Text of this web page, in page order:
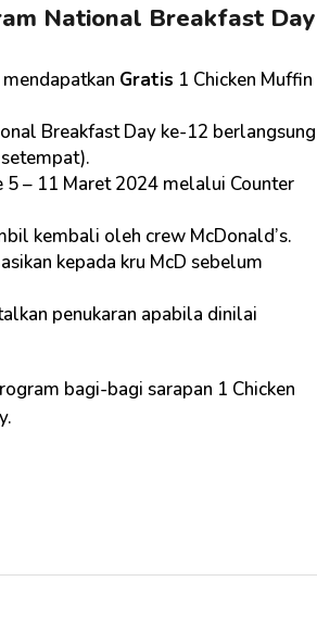
National Breakfast Day
Gratis 1 Chicken Muffin
Breakfast Day ke-12 berlangsung
5 – 11 Maret 2024 melalui Counter
kembali oleh crew McDonald’s.
kepada kru McD sebelum
penukaran apabila dinilai
bagi-bagi sarapan 1 Chicken